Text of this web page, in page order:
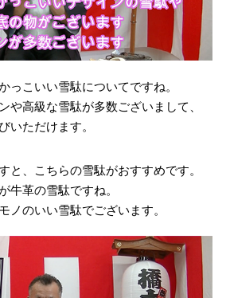
っこいい雪駄についてですね。
や高級な雪駄が多数ございまして、
いただけます。
と、こちらの雪駄がおすすめです。
牛革の雪駄ですね。
ノのいい雪駄でございます。